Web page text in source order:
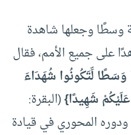
وسطًا وجعلها شاهدة
على جميع الأمم، فقال
لِّتَكُونُوا شُهَدَاءَ
شَهِيدًا}(البقرة:
ودوره المحوري في قيادة